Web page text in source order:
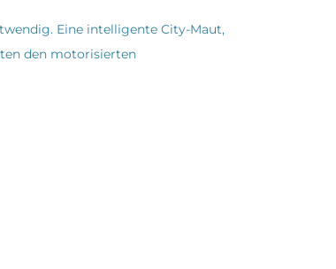
Eine intelligente City-Maut,
den motorisierten